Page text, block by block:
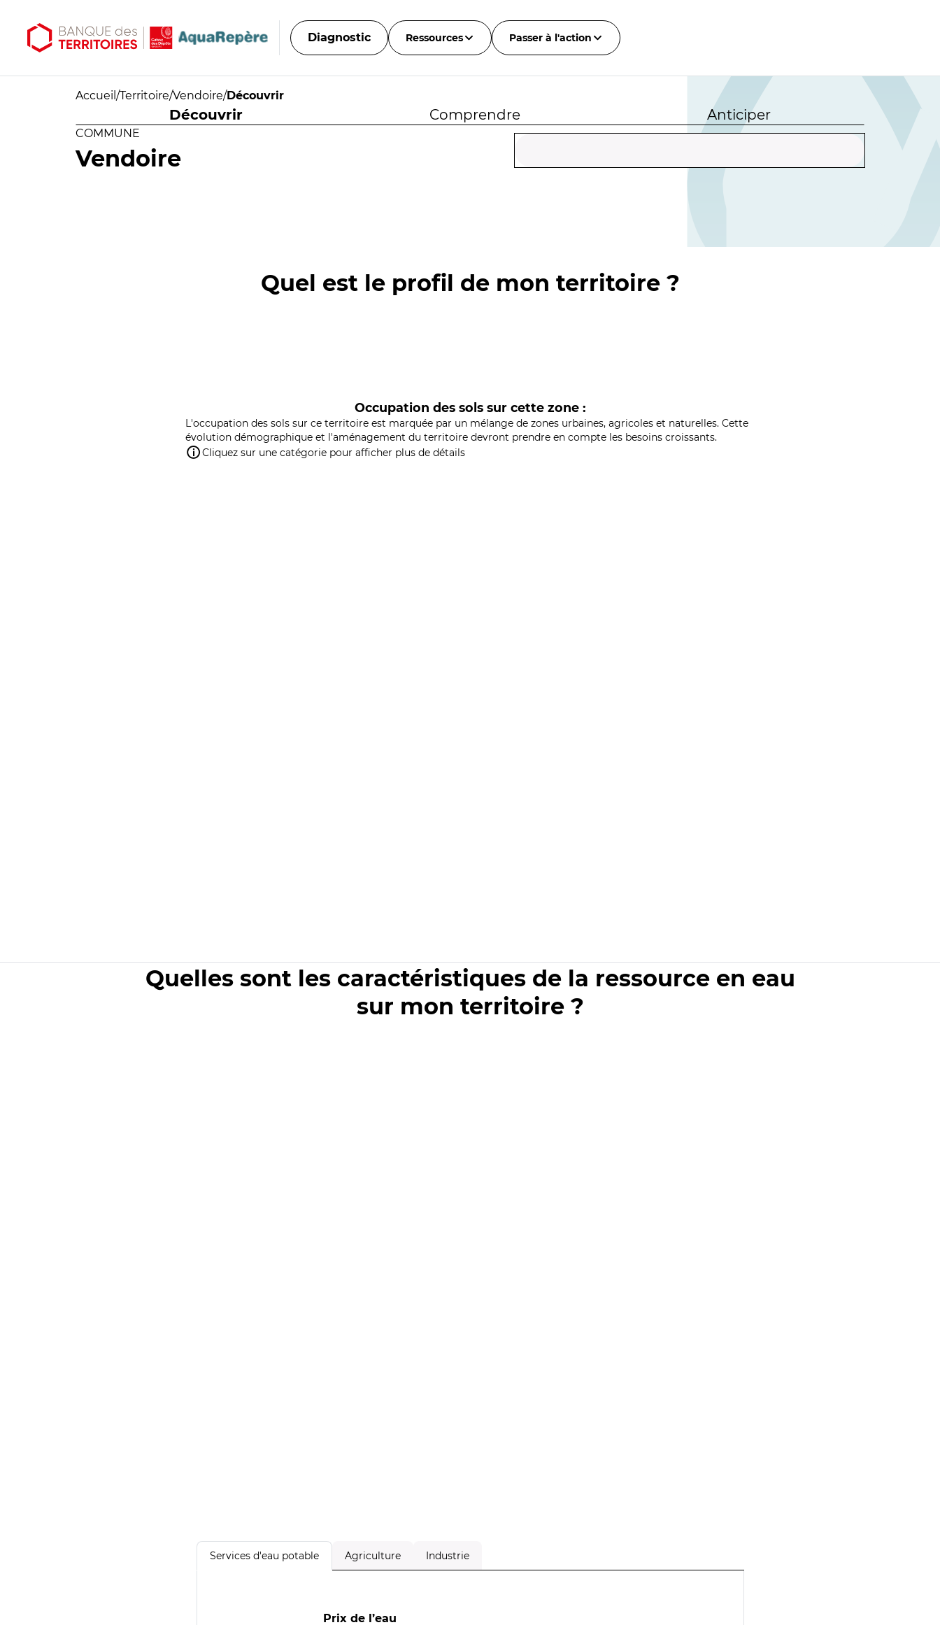
Diagnostic Ressources Passer à l'action
Accueil /Territoire/Vendoire/Découvrir
Découvrir Comprendre Anticiper
COMMUNE
Vendoire
Quel est le profil de mon territoire ?
Occupation des sols sur cette zone :
L'occupation des sols sur ce territoire est marquée par un mélange de zones urbaines, agricoles et naturelles. Cette
évolution démographique et l'aménagement du territoire devront prendre en compte les besoins croissants.
Cliquez sur une catégorie pour afficher plus de détails
Quelles sont les caractéristiques de la ressource en eau
sur mon territoire ?
Services d'eau potable Agriculture Industrie
Prix de l’eau